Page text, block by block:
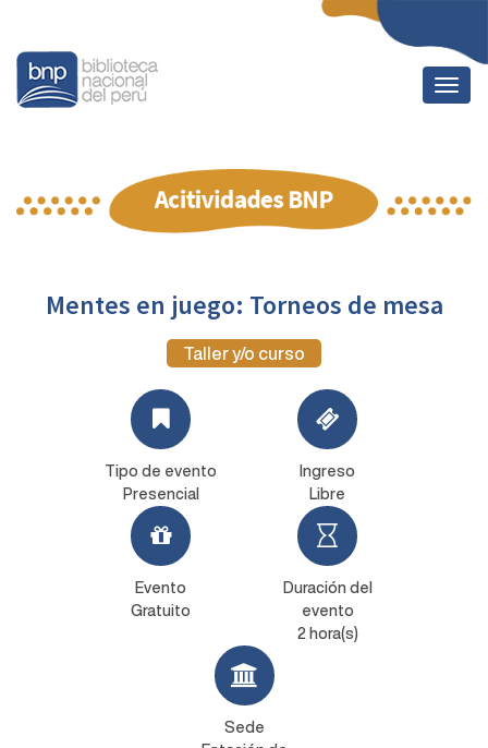
Mentes en juego: Torneos de mesa
Taller y/o curso
Tipo de evento
Presencial
Ingreso
Libre
Evento
Gratuito
Duración del
evento
2 hora(s)
Sede